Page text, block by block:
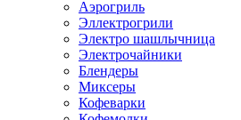
Аэрогриль
Эллектрогрили
Электро шашлычница
Электрочайники
Блендеры
Миксеры
Кофеварки